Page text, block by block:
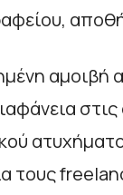
αμοιβή
στις
τους